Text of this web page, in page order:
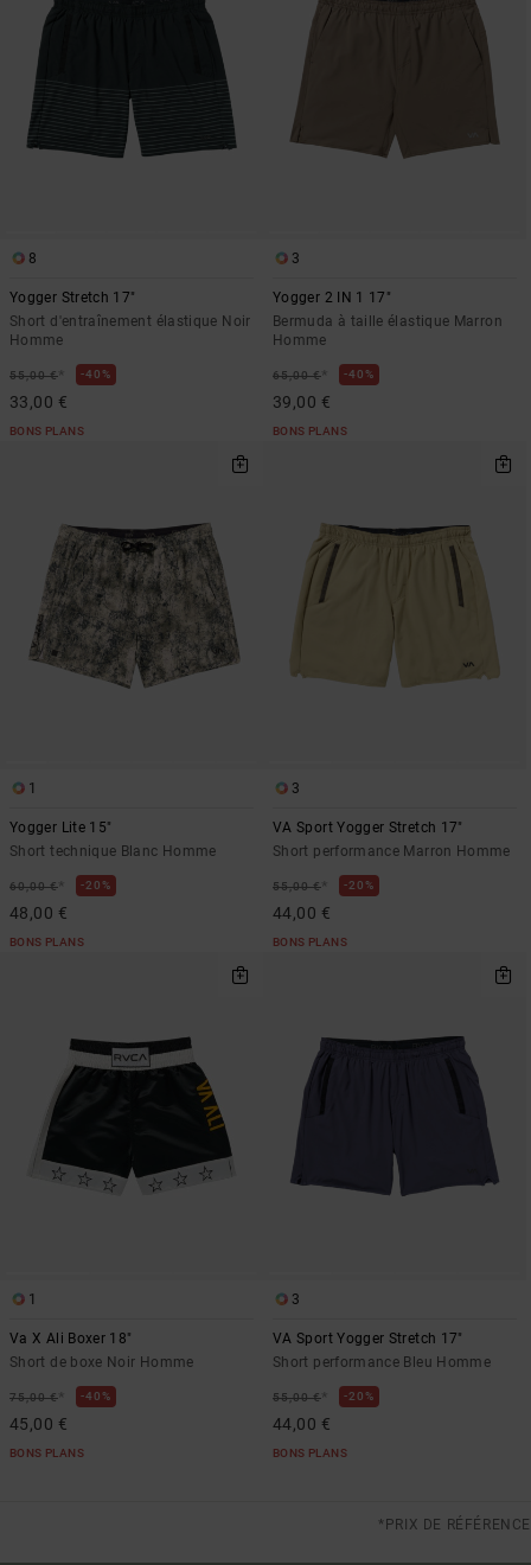
8
Yogger Stretch 17"
Short d'entraînement élastique Noir
Homme
55,00 €* 40%
33,00 €
BONS PLANS
3
Yogger 2 IN 1 17"
Bermuda à taille élastique Marron
Homme
65,00 €* 40%
39,00 €
BONS PLANS
1
Yogger Lite 15"
Short technique Blanc Homme
60,00 €* 20%
48,00 €
BONS PLANS
3
VA Sport Yogger Stretch 17"
Short performance Marron Homme
55,00 €* 20%
44,00 €
BONS PLANS
1
Va X Ali Boxer 18"
Short de boxe Noir Homme
75,00 €* 40%
45,00 €
BONS PLANS
3
VA Sport Yogger Stretch 17"
Short performance Bleu Homme
55,00 €* 20%
44,00 €
BONS PLANS
*PRIX DE RÉFÉRENCE